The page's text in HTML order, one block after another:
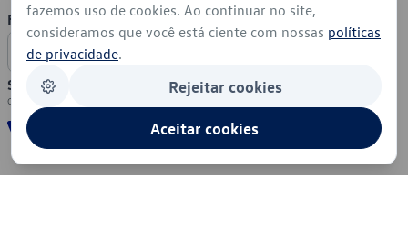
Formas de Pagamento
Segurança
fazemos uso de cookies. Ao continuar no site,
consideramos que você está ciente com nossas políticas
de privacidade.
Rejeitar cookies
Aceitar cookies